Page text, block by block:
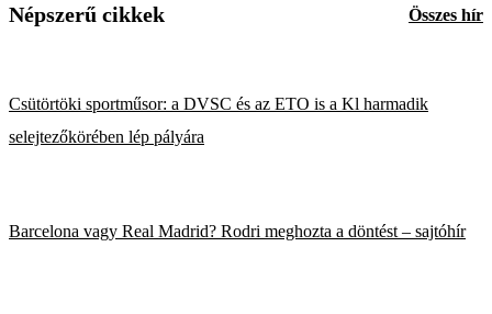
Népszerű cikkek Összes hír
Csütörtöki sportműsor: a DVSC és az ETO is a Kl harmadik
selejtezőkörében lép pályára
Barcelona vagy Real Madrid? Rodri meghozta a döntést – sajtóhír